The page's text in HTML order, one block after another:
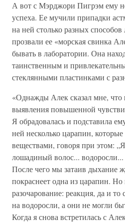
А вот с Мэрджори Пигрэм ему
успеха. Ее мучили припадки
на ней столько разных
прозвали ее «морская свинка
бывать в лаборатории. Она
таинственным и
стеклянными пластинками с
«Однажды Алек сказал мне, что
выявления повышенной
Я обрадовалась и подставила
ней несколько царапин,
веществами, говоря при этом:
лошадиный волос... водоросли...
После чего мы затаив дыхание
покраснеет одна из царапин. Но
разочарование: реакция, да и то
на водоросли, а они не могли
Когда я снова встретилась с